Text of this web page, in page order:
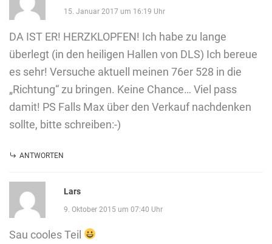
15. Januar 2017 um 16:19 Uhr
DA IST ER! HERZKLOPFEN! Ich habe zu lange
überlegt (in den heiligen Hallen von DLS) Ich bereue
es sehr! Versuche aktuell meinen 76er 528 in die
„Richtung“ zu bringen. Keine Chance… Viel pass
damit! PS Falls Max über den Verkauf nachdenken
sollte, bitte schreiben:-)
ANTWORTEN
Lars
9. Oktober 2015 um 07:40 Uhr
Sau cooles Teil